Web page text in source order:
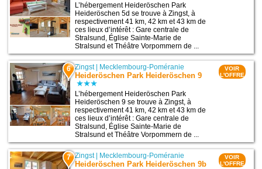
L’hébergement Heideröschen Park
Heideröschen 5d se trouve à Zingst, à
respectivement 41 km, 42 km et 43 km de
ces lieux d’intérêt : Gare centrale de
Stralsund, Église Sainte-Marie de
Stralsund et Théâtre Vorpommern de ...
6 Zingst| Mecklembourg-Poméranie
Heideröschen Park Heideröschen 9
L’hébergement Heideröschen Park
Heideröschen 9 se trouve à Zingst, à
respectivement 41 km, 42 km et 43 km de
ces lieux d’intérêt : Gare centrale de
Stralsund, Église Sainte-Marie de
Stralsund et Théâtre Vorpommern de ...
VOIR
L'OFFRE
7 Zingst| Mecklembourg-Poméranie
Heideröschen Park Heideröschen 9b
VOIR
L'OFFRE